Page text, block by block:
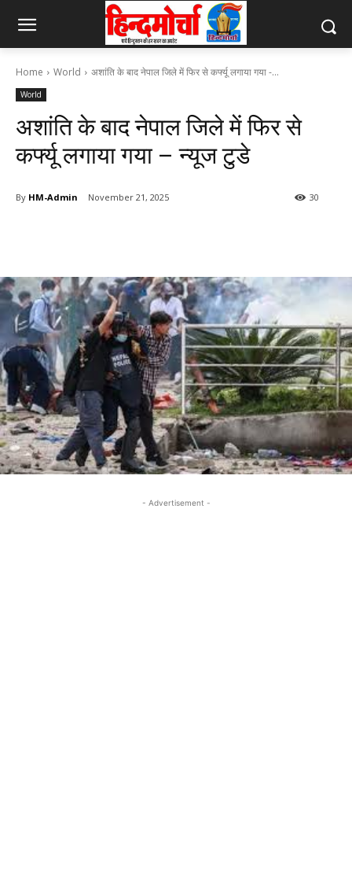
Home World अशांति के बाद नेपाल जिले में फिर से कर्फ्यू लगाया गया -...
World
अशांति के बाद नेपाल जिले में फिर से
कर्फ्यू लगाया गया – न्यूज टुडे
By HM-Admin November 21, 2025 30
- Advertisement -